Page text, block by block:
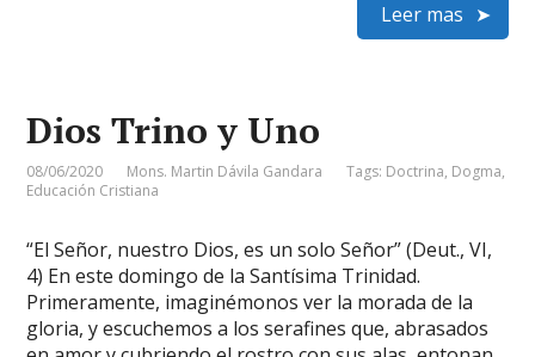
Leer mas
Dios Trino y Uno
08/06/2020 Mons. Martin Dávila Gandara Tags: Doctrina, Dogma,
Educación Cristiana
“El Señor, nuestro Dios, es un solo Señor” (Deut., VI,
4) En este domingo de la Santísima Trinidad.
Primeramente, imaginémonos ver la morada de la
gloria, y escuchemos a los serafines que, abrasados